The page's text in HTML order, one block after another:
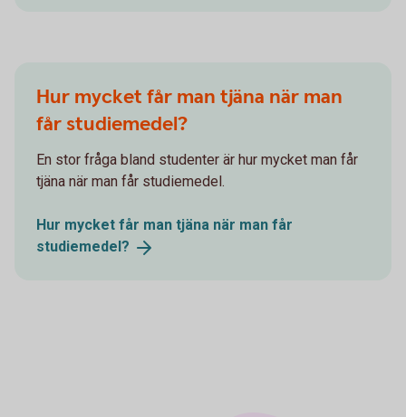
Hur mycket får man tjäna när man
får studiemedel?
En stor fråga bland studenter är hur mycket man får
tjäna när man får studiemedel.
Hur mycket får man tjäna när man får
studiemedel?